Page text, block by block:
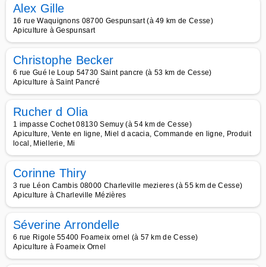
Alex Gille
16 rue Waquignons 08700 Gespunsart (à 49 km de Cesse)
Apiculture à Gespunsart
Christophe Becker
6 rue Gué le Loup 54730 Saint pancre (à 53 km de Cesse)
Apiculture à Saint Pancré
Rucher d Olia
1 impasse Cochet 08130 Semuy (à 54 km de Cesse)
Apiculture, Vente en ligne, Miel d acacia, Commande en ligne, Produit
local, Miellerie, Mi
Corinne Thiry
3 rue Léon Cambis 08000 Charleville mezieres (à 55 km de Cesse)
Apiculture à Charleville Mézières
Séverine Arrondelle
6 rue Rigole 55400 Foameix ornel (à 57 km de Cesse)
Apiculture à Foameix Ornel